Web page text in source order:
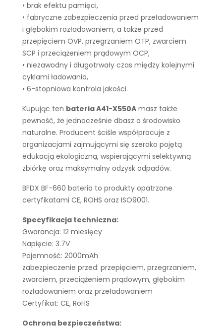
• brak efektu pamięci,
• fabryczne zabezpieczenia przed przeładowaniem
i głębokim rozładowaniem, a także przed
przepięciem OVP, przegrzaniem OTP, zwarciem
SCP i przeciążeniem prądowym OCP,
• niezawodny i długotrwały czas między kolejnymi
cyklami ładowania,
• 6-stopniowa kontrola jakości.
Kupując ten bateria A41-X550A masz także
pewność, że jednocześnie dbasz o środowisko
naturalne. Producent ściśle współpracuje z
organizacjami zajmującymi się szeroko pojętą
edukacją ekologiczną, wspierającymi selektywną
zbiórkę oraz maksymalny odzysk odpadów.
BFDX BF-660 bateria to produkty opatrzone
certyfikatami CE, ROHS oraz ISO9001.
Specyfikacja techniczna:
Gwarancja: 12 miesięcy
Napięcie: 3.7V
Pojemność: 2000mAh
zabezpieczenie przed: przepięciem, przegrzaniem,
zwarciem, przeciążeniem prądowym, głębokim
rozładowaniem oraz przeładowaniem
Certyfikat: CE, RoHS
Ochrona bezpieczeństwa: